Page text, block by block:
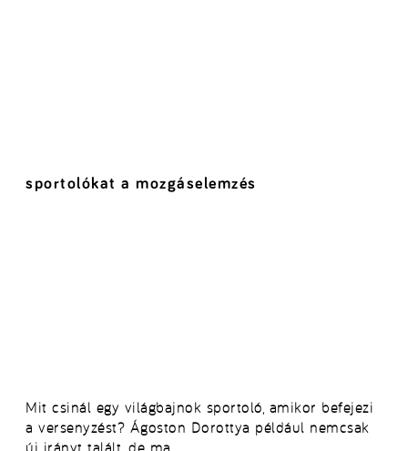
sportolókat a mozgáselemzés
Mit csinál egy világbajnok sportoló, amikor befejezi
a versenyzést? Ágoston Dorottya például nemcsak